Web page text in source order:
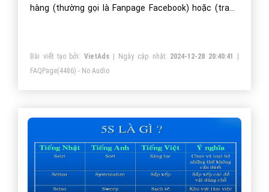
hàng (thường gọi là Fanpage Facebook) hoặc (trang
của Page) có thể: Like, comment, share, tag,...v.v cho
những bài viết về sản phẩm dịch vụ của doanh nghiêp.
Bài viết tạo bởi:VietAds | Ngày cập nhật: 2024-12-28 20:40:41
FAQPage(4486) - No Audio